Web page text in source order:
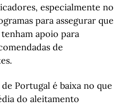
especialmente no
para assegurar que
apoio para
de
Portugal é baixa no que
do aleitamento